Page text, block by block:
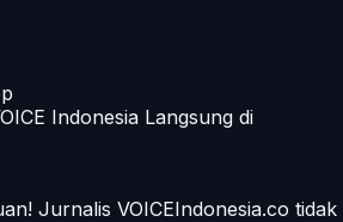
Indonesia Langsung di
Jurnalis VOICEIndonesia.co tidak